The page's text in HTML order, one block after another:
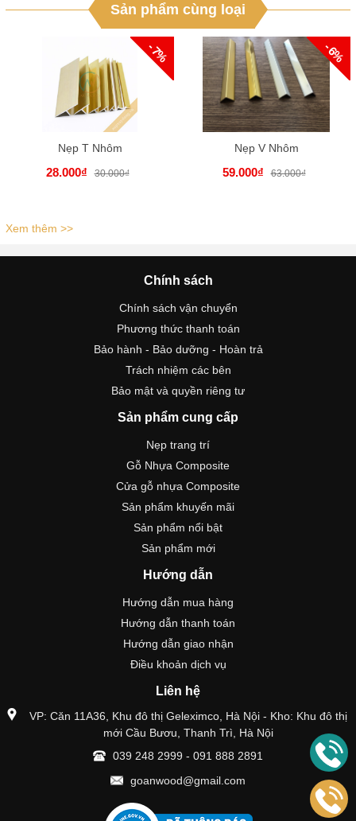
Sản phẩm cùng loại
- 7%
Nẹp T Nhôm
28.000₫ 30.000₫
- 6%
Nẹp V Nhôm
59.000₫ 63.000₫
Xem thêm >>
Chính sách
Chính sách vận chuyển
Phương thức thanh toán
Bảo hành - Bảo dưỡng - Hoàn trả
Trách nhiệm các bên
Bảo mật và quyền riêng tư
Sản phẩm cung cấp
Nẹp trang trí
Gỗ Nhựa Composite
Cửa gỗ nhựa Composite
Sản phẩm khuyến mãi
Sản phẩm nổi bật
Sản phẩm mới
Hướng dẫn
Hướng dẫn mua hàng
Hướng dẫn thanh toán
Hướng dẫn giao nhận
Điều khoản dịch vụ
Liên hệ
VP: Căn 11A36, Khu đô thị Geleximco, Hà Nội - Kho: Khu đô thị
mới Cầu Bươu, Thanh Trì, Hà Nội
039 248 2999 - 091 888 2891
goanwood@gmail.com